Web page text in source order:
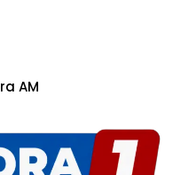
AM